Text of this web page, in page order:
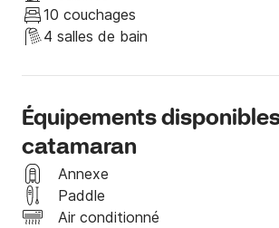
d'autres. En naviguant dans cette
trouverez de belles plages, une
eaux turquoises.
N'hésitez pas à nous envoyer un
Nous sommes impatients de vous
vous fournir le bateau qui vous
prochaine aventure!
10 couchages
4 salles de bain
Équipements
catamaran
Annexe
Paddle
Air conditionné